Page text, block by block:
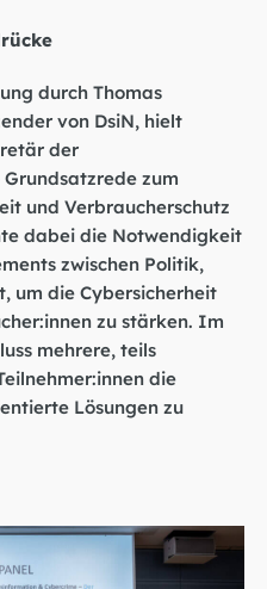
durch Thomas
von DsiN, hielt
der
zum
und Verbraucherschutz
dabei die Notwendigkeit
zwischen Politik,
um die Cybersicherheit
zu stärken. Im
mehrere, teils
die
Lösungen zu